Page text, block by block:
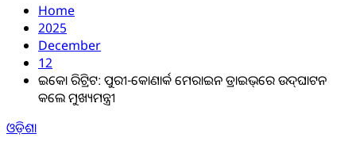
Home
2025
December
12
ଇକୋ ରିଟ୍ରିଟ: ପୁରୀ-କୋଣାର୍କ ମେରାଇନ ଡ୍ରାଇଭ୍‌ରେ ଉଦ୍‌ଘାଟନ
କଲେ ମୁଖ୍ୟମନ୍ତ୍ରୀ
ଓଡ଼ିଶା